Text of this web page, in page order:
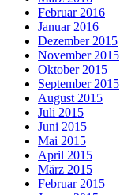
Februar 2016
Januar 2016
Dezember 2015
November 2015
Oktober 2015
September 2015
August 2015
Juli 2015
Juni 2015
Mai 2015
April 2015
März 2015
Februar 2015